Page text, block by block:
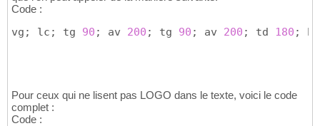
Code :
vg; lc; tg 90 ; av 200 ; tg 90 ; av 200 ; td 180 ;
Pour ceux qui ne lisent pas LOGO dans le texte, voici le code
complet :
Code :